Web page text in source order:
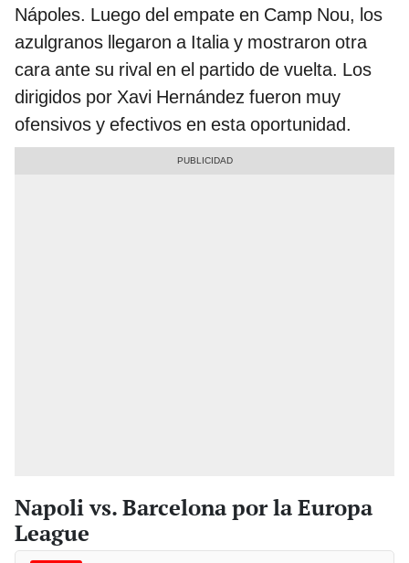
Nápoles. Luego del empate en Camp Nou, los
azulgranos llegaron a Italia y mostraron otra
cara ante su rival en el partido de vuelta. Los
dirigidos por Xavi Hernández fueron muy
ofensivos y efectivos en esta oportunidad.
Napoli vs. Barcelona por la Europa
League